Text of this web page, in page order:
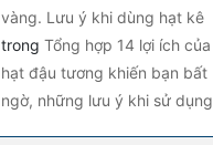
vàng. Lưu ý khi dùng hạt kê
trong Tổng hợp 14 lợi ích của
hạt đậu tương khiến bạn bất
ngờ, những lưu ý khi sử dụng